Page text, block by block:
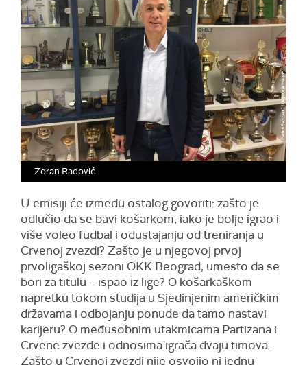
Zoran Radović
U emisiji će između ostalog govoriti: zašto je
odlučio da se bavi košarkom, iako je bolje igrao i
više voleo fudbal i odustajanju od treniranja u
Crvenoj zvezdi? Zašto je u njegovoj prvoj
prvoligaškoj sezoni OKK Beograd, umesto da se
bori za titulu – ispao iz lige? O košarkaškom
napretku tokom studija u Sjedinjenim američkim
državama i odbojanju ponude da tamo nastavi
karijeru? O međusobnim utakmicama Partizana i
Crvene zvezde i odnosima igrača dvaju timova.
Zašto u Crvenoj zvezdi nije osvojio ni jednu